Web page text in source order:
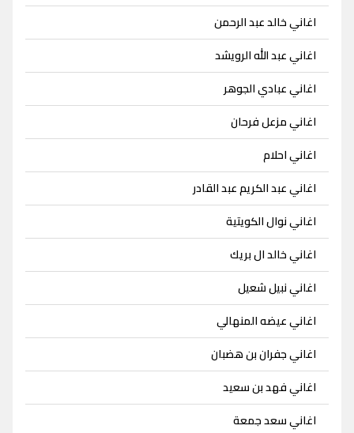
اغاني خالد عبد الرحمن
اغاني عبد الله الرويشد
اغاني عبادي الجوهر
اغاني مزعل فرحان
اغاني احلام
اغاني عبد الكريم عبد القادر
اغاني نوال الكويتية
اغاني خالد ال بريك
اغاني نبيل شعيل
اغاني عيضه المنهالي
اغاني جفران بن هضبان
اغاني فهد بن سعيد
اغاني سعد جمعة